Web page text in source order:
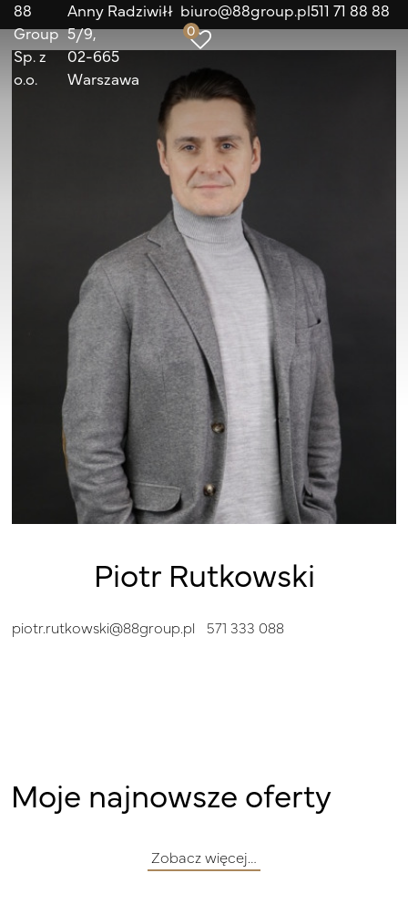
88
Group
Sp. z
o.o.
Anny Radziwiłł
5/9
02-665
Warszawa
biuro@88group.pl511 71 88 88
0
Piotr Rutkowski
piotr.rutkowski@88group.pl 571 333 088
Moje najnowsze oferty
Zobacz więcej…